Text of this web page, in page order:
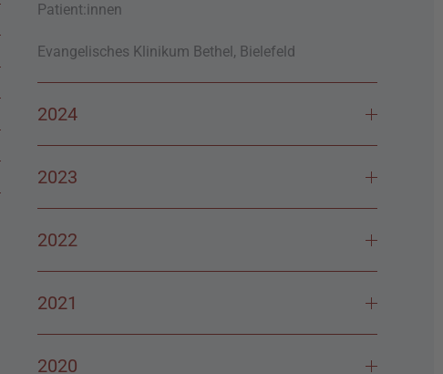
Patient:innen
Evangelisches Klinikum Bethel, Bielefeld
2024
2023
2022
2021
2020